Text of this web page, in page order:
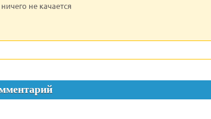
не качается